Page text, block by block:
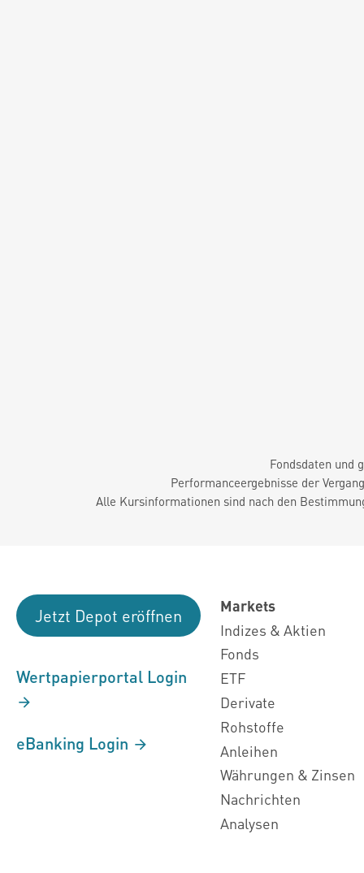
Fondsdaten und
Performanceergebnisse der
Alle Kursinformationen sind nach den
Jetzt Depot eröffnen
Wertpapierportal Login
eBanking Login
Markets
Indizes & Aktien
Fonds
ETF
Derivate
Rohstoffe
Anleihen
Währungen & Zinsen
Nachrichten
Analysen